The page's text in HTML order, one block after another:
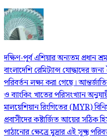
দক্ষিণ-পূর্ব এশিয়ার অন্যতম প্রধান
বাংলাদেশি রেমিট্যান্স যোদ্ধাদের
পরিবর্তন লক্ষ্য করা গেছে।
ও ব্যাংকিং খাতের পরিসংখ্যান
মালয়েশিয়ান রিংগিতের (MYR)
প্রবাসীদের কষ্টার্জিত আয়ের সঠিক
পাঠানোর ক্ষেত্রে মুদ্রার এই সূক্ষ্ম